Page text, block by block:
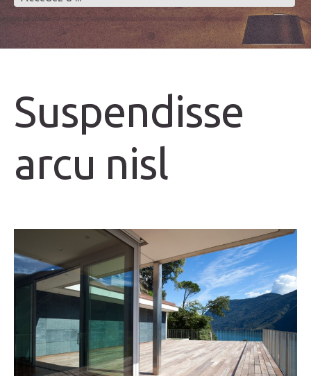
Suspendisse
arcu nisl